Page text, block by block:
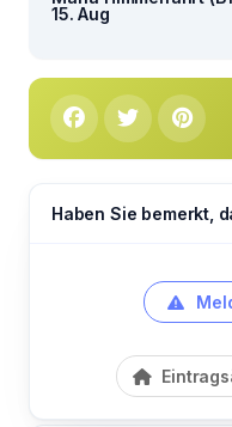
15. Aug
Haben Sie bemerkt,